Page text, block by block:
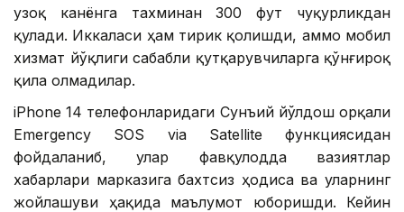
узоқ канёнга тахминан 300 фут чуқурликдан
қулади. Иккаласи ҳам тирик қолишди, аммо мобил
хизмат йўқлиги сабабли қутқарувчиларга қўнғироқ
қила олмадилар.
iPhone 14 телефонларидаги Сунъий йўлдош орқали
Emergency SOS via Satellite функциясидан
фойдаланиб, улар фавқулодда вазиятлар
хабарлари марказига бахтсиз ҳодиса ва уларнинг
жойлашуви ҳақида маълумот юборишди. Кейин